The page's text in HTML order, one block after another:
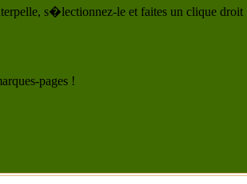
s�lectionnez-le et faites un clique droit
pages !